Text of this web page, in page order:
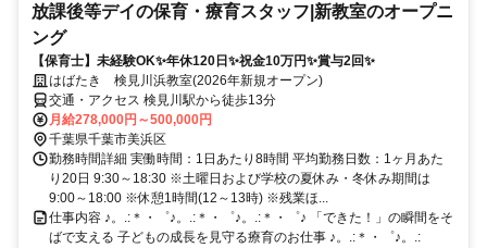
放課後等デイの保育・療育スタッフ|新教室のオープニ
ング
【保育士】未経験OK✨年休120日✨祝金10万円✨賞与2回✨
はばたき 検見川浜教室(2026年新規オープン)
交通・アクセス 検見川駅から徒歩13分
月給278,000円～500,000円
千葉県千葉市美浜区
勤務時間詳細 実働時間：1日あたり8時間 平均勤務日数：1ヶ月あた
り20日 9:30～18:30 ※土曜日および学校の夏休み・冬休み期間は
9:00～18:00 ※休憩1時間(12～13時) ※残業ほ...
仕事内容 ♪。.:＊・゜♪。.:＊・゜♪。.:＊・゜♪ 「できた！」の瞬間をそ
ばで支える 子どもの成長を見守る療育のお仕事 ♪。.:＊・゜♪。.: